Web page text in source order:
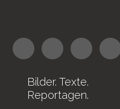
Bilder. Texte.
Reportagen.